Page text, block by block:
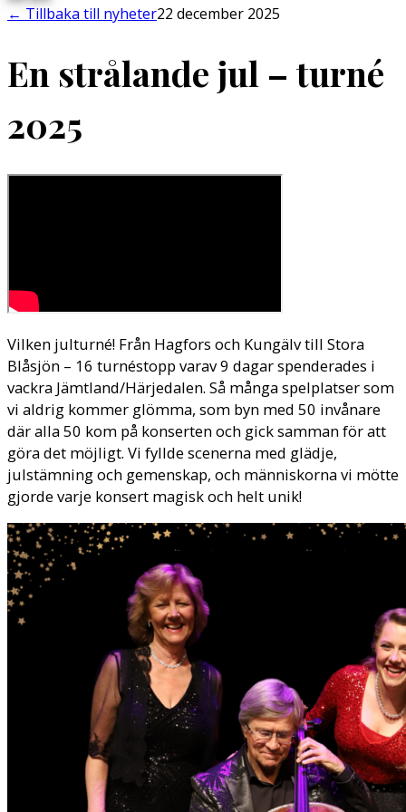
← Tillbaka till nyheter22 december 2025
En strålande jul – turné
2025
Vilken julturné! Från Hagfors och Kungälv till Stora
Blåsjön – 16 turnéstopp varav 9 dagar spenderades i
vackra Jämtland/Härjedalen. Så många spelplatser som
vi aldrig kommer glömma, som byn med 50 invånare
där alla 50 kom på konserten och gick samman för att
göra det möjligt. Vi fyllde scenerna med glädje,
julstämning och gemenskap, och människorna vi mötte
gjorde varje konsert magisk och helt unik!